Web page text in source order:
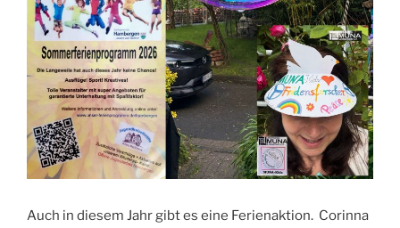
Auch in diesem Jahr gibt es eine Ferienaktion. Corinna